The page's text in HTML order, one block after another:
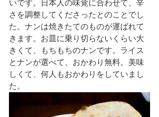
いです。日本人の味覚に合わせて、辛
さを調整してくださったとのことでし
た。ナンは焼きたてのものが運ばれて
きます。お皿に乗り切らないくらい大
きくて、もちもちのナンです。ライス
とナンが選べて、おかわり無料。美味
しくて、何人もおかわりをしていまし
た。